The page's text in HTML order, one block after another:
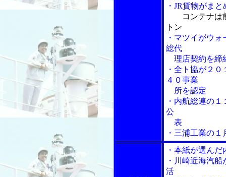
・JR貨物がま
コンテナは
トン
・マツイがウ
総代
理店契約を締
・全ト協が２
４０事業
所を認定
・内航総連の
公
表
・三浦工業の
・本紙が選ん
・川崎近海汽
活